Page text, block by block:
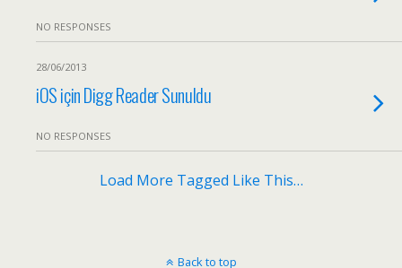
NO RESPONSES
28/06/2013
iOS için Digg Reader Sunuldu
NO RESPONSES
Load More Tagged Like This…
Back to top